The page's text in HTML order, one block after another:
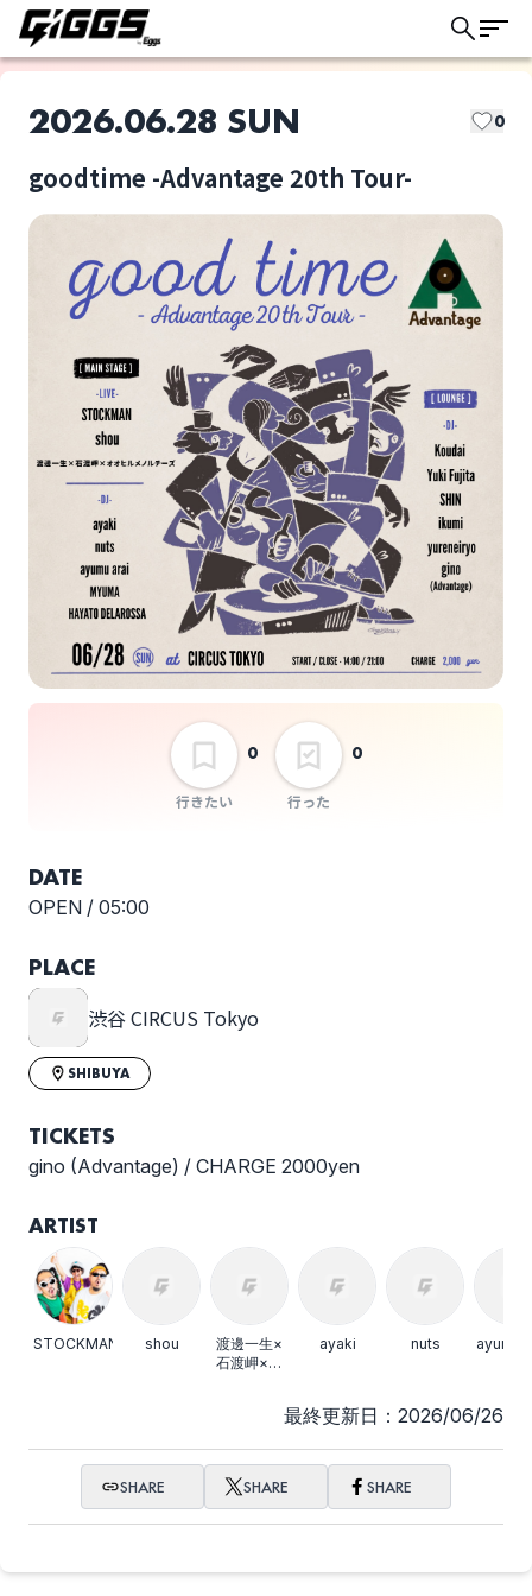
ライブ体験をもっと楽しく、もっと便利
に。
2026.06.28 SUN 0
goodtime -Advantage 20th Tour-
行きたい
0
行った
0
STOCKMAN shou
渡邊一生×石渡岬×オ
オヒルメノムチーズ
ayaki
ayumu arai
MYUMA HAYATO DELAROSSA
SHIN
yureneiryo goodtime -
選択しない
DATE
OPEN / 05:00
PLACE
渋谷 CIRCUS Tokyo
SHIBUYA
TICKETS
gino (Advantage) / CHARGE 2000yen
ARTIST
STOCKMAN shou
渡邊一生×
石渡岬×オ
ayaki nuts ayumu
最終更新日：2026/06/26
SHARE SHARE SHARE
このライブの取り置きは終了しました